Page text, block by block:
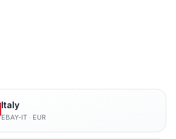
Italy
EBAY-IT· EUR